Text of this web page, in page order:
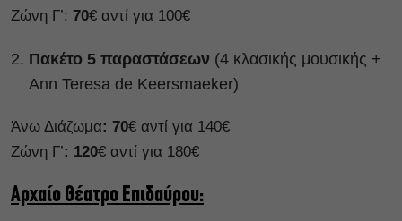
Ζώνη Γ’: 70€ αντί για 100€
Πακέτο 5 παραστάσεων (4 κλασικής μουσικής +
Ann Teresa de Keersmaeker)
Άνω Διάζωμα: 70€ αντί για 140€
Ζώνη Γ’: 120€ αντί για 180€
Αρχαίο Θέατρο Επιδαύρου: